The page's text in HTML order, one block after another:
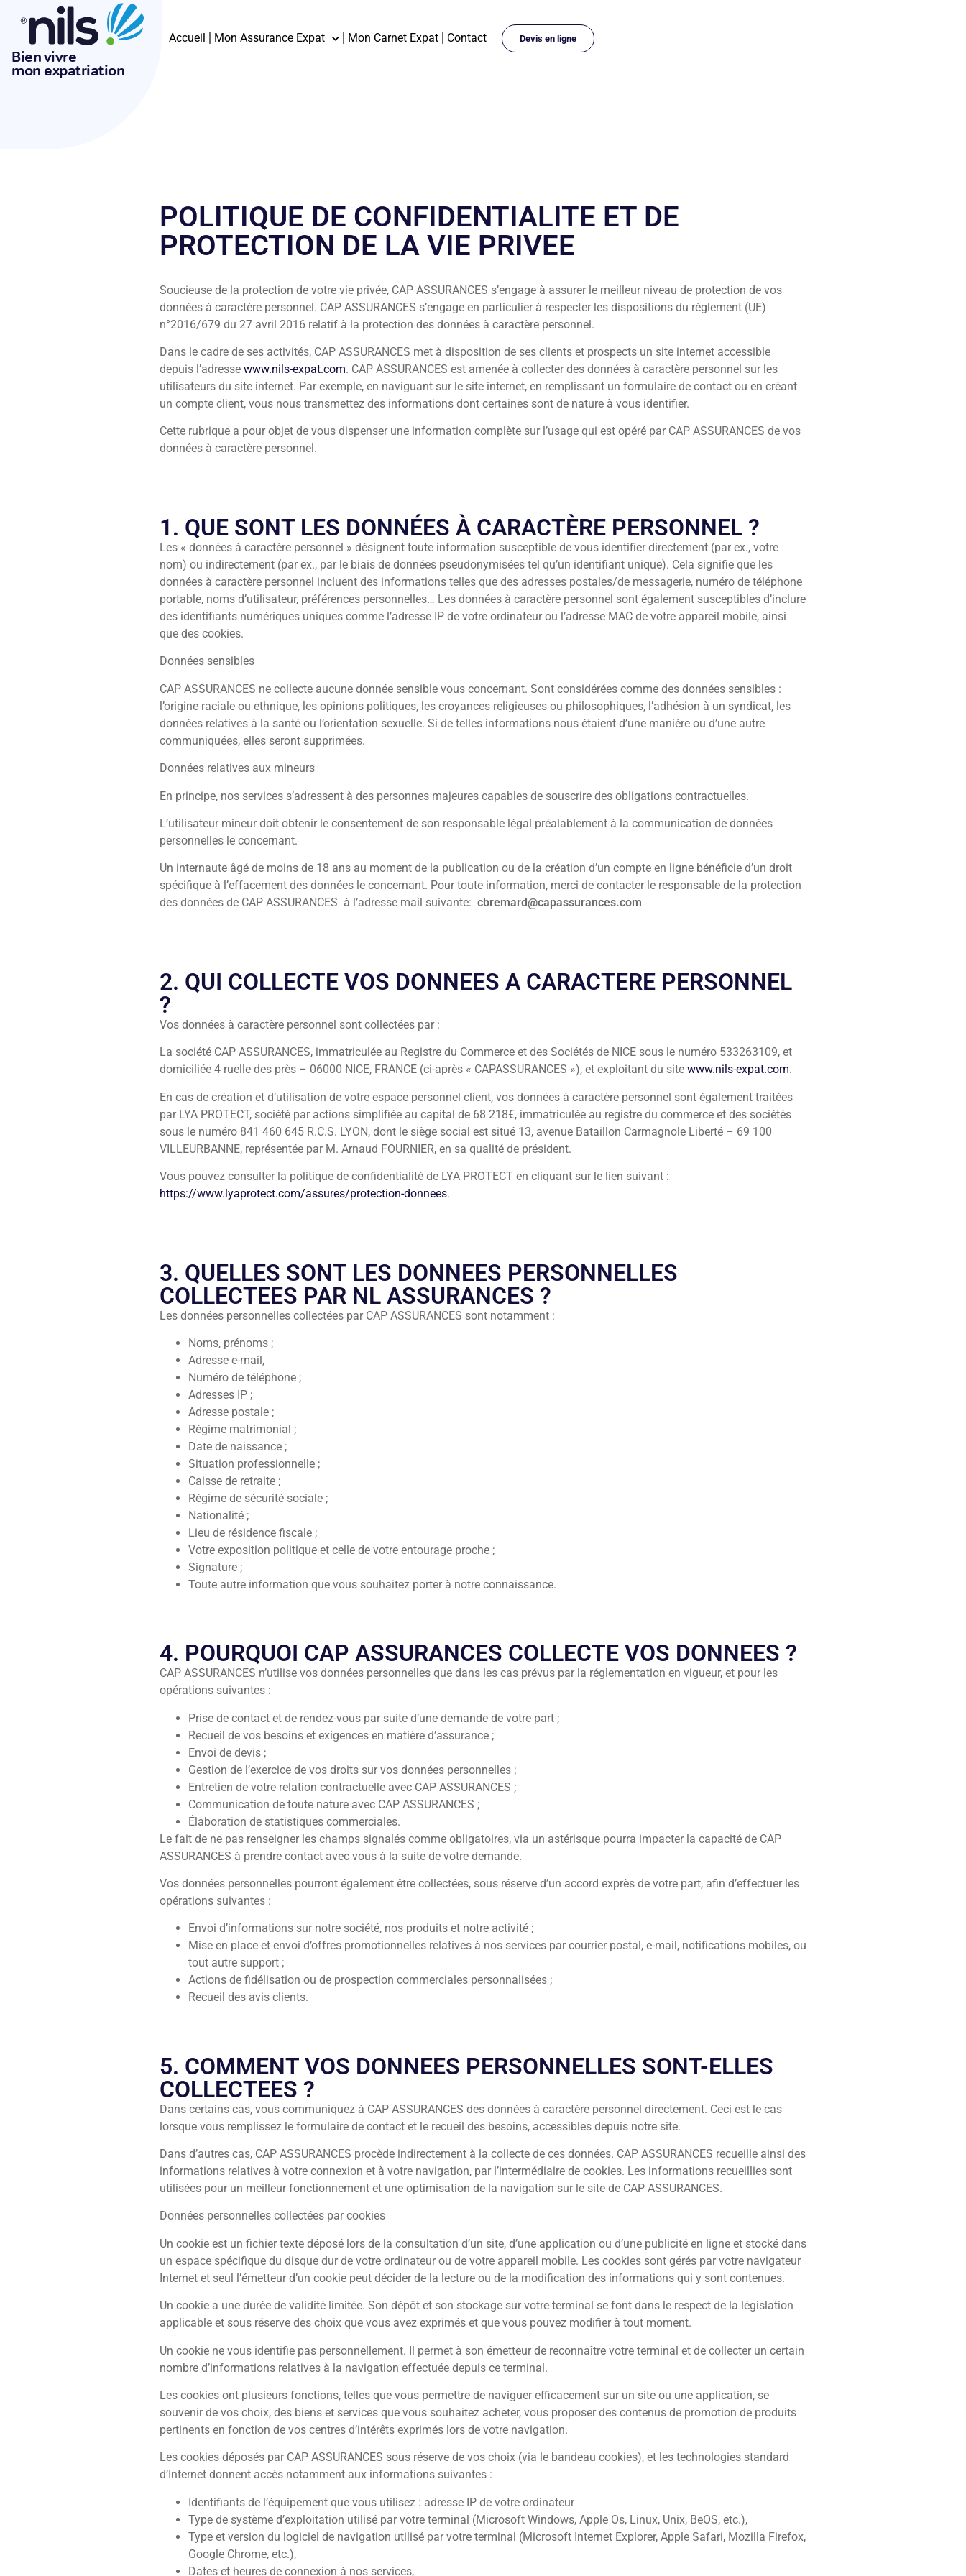
Bien vivre
mon expatriation
Accueil Mon Assurance Expat Mon Carnet Expat Contact Devis en ligne
POLITIQUE DE CONFIDENTIALITE ET DE
PROTECTION DE LA VIE PRIVEE
Soucieuse de la protection de votre vie privée, CAP ASSURANCES s’engage à assurer le meilleur niveau de protection de vos
données à caractère personnel. CAP ASSURANCES s’engage en particulier à respecter les dispositions du règlement (UE)
n°2016/679 du 27 avril 2016 relatif à la protection des données à caractère personnel.
Dans le cadre de ses activités, CAP ASSURANCES met à disposition de ses clients et prospects un site internet accessible
depuis l’adresse www.nils-expat.com. CAP ASSURANCES est amenée à collecter des données à caractère personnel sur les
utilisateurs du site internet. Par exemple, en naviguant sur le site internet, en remplissant un formulaire de contact ou en créant
un compte client, vous nous transmettez des informations dont certaines sont de nature à vous identifier.
Cette rubrique a pour objet de vous dispenser une information complète sur l’usage qui est opéré par CAP ASSURANCES de vos
données à caractère personnel.
1. QUE SONT LES DONNÉES À CARACTÈRE PERSONNEL ?
Les « données à caractère personnel » désignent toute information susceptible de vous identifier directement (par ex., votre
nom) ou indirectement (par ex., par le biais de données pseudonymisées tel qu’un identifiant unique). Cela signifie que les
données à caractère personnel incluent des informations telles que des adresses postales/de messagerie, numéro de téléphone
portable, noms d’utilisateur, préférences personnelles… Les données à caractère personnel sont également susceptibles d’inclure
des identifiants numériques uniques comme l’adresse IP de votre ordinateur ou l’adresse MAC de votre appareil mobile, ainsi
que des cookies.
Données sensibles
CAP ASSURANCES ne collecte aucune donnée sensible vous concernant. Sont considérées comme des données sensibles :
l’origine raciale ou ethnique, les opinions politiques, les croyances religieuses ou philosophiques, l’adhésion à un syndicat, les
données relatives à la santé ou l’orientation sexuelle. Si de telles informations nous étaient d’une manière ou d’une autre
communiquées, elles seront supprimées.
Données relatives aux mineurs
En principe, nos services s’adressent à des personnes majeures capables de souscrire des obligations contractuelles.
L’utilisateur mineur doit obtenir le consentement de son responsable légal préalablement à la communication de données
personnelles le concernant.
Un internaute âgé de moins de 18 ans au moment de la publication ou de la création d’un compte en ligne bénéficie d’un droit
spécifique à l’effacement des données le concernant. Pour toute information, merci de contacter le responsable de la protection
des données de CAP ASSURANCES à l’adresse mail suivante: cbremard@capassurances.com
2. QUI COLLECTE VOS DONNEES A CARACTERE PERSONNEL
?
Vos données à caractère personnel sont collectées par :
La société CAP ASSURANCES, immatriculée au Registre du Commerce et des Sociétés de NICE sous le numéro 533263109, et
domiciliée 4 ruelle des près – 06000 NICE, FRANCE (ci-après « CAPASSURANCES »), et exploitant du site www.nils-expat.com.
En cas de création et d’utilisation de votre espace personnel client, vos données à caractère personnel sont également traitées
par LYA PROTECT, société par actions simplifiée au capital de 68 218€, immatriculée au registre du commerce et des sociétés
sous le numéro 841 460 645 R.C.S. LYON, dont le siège social est situé 13, avenue Bataillon Carmagnole Liberté – 69 100
VILLEURBANNE, représentée par M. Arnaud FOURNIER, en sa qualité de président.
Vous pouvez consulter la politique de confidentialité de LYA PROTECT en cliquant sur le lien suivant :
https://www.lyaprotect.com/assures/protection-donnees.
3. QUELLES SONT LES DONNEES PERSONNELLES
COLLECTEES PAR NL ASSURANCES ?
Les données personnelles collectées par CAP ASSURANCES sont notamment :
Noms, prénoms ;
Adresse e-mail,
Numéro de téléphone ;
Adresses IP ;
Adresse postale ;
Régime matrimonial ;
Date de naissance ;
Situation professionnelle ;
Caisse de retraite ;
Régime de sécurité sociale ;
Nationalité ;
Lieu de résidence fiscale ;
Votre exposition politique et celle de votre entourage proche ;
Signature ;
Toute autre information que vous souhaitez porter à notre connaissance.
4. POURQUOI CAP ASSURANCES COLLECTE VOS DONNEES ?
CAP ASSURANCES n’utilise vos données personnelles que dans les cas prévus par la réglementation en vigueur, et pour les
opérations suivantes :
Prise de contact et de rendez-vous par suite d’une demande de votre part ;
Recueil de vos besoins et exigences en matière d’assurance ;
Envoi de devis ;
Gestion de l’exercice de vos droits sur vos données personnelles ;
Entretien de votre relation contractuelle avec CAP ASSURANCES ;
Communication de toute nature avec CAP ASSURANCES ;
Élaboration de statistiques commerciales.
Le fait de ne pas renseigner les champs signalés comme obligatoires, via un astérisque pourra impacter la capacité de CAP
ASSURANCES à prendre contact avec vous à la suite de votre demande.
Vos données personnelles pourront également être collectées, sous réserve d’un accord exprès de votre part, afin d’effectuer les
opérations suivantes :
Envoi d’informations sur notre société, nos produits et notre activité ;
Mise en place et envoi d’offres promotionnelles relatives à nos services par courrier postal, e-mail, notifications mobiles, ou
tout autre support ;
Actions de fidélisation ou de prospection commerciales personnalisées ;
Recueil des avis clients.
5. COMMENT VOS DONNEES PERSONNELLES SONT-ELLES
COLLECTEES ?
Dans certains cas, vous communiquez à CAP ASSURANCES des données à caractère personnel directement. Ceci est le cas
lorsque vous remplissez le formulaire de contact et le recueil des besoins, accessibles depuis notre site.
Dans d’autres cas, CAP ASSURANCES procède indirectement à la collecte de ces données. CAP ASSURANCES recueille ainsi des
informations relatives à votre connexion et à votre navigation, par l’intermédiaire de cookies. Les informations recueillies sont
utilisées pour un meilleur fonctionnement et une optimisation de la navigation sur le site de CAP ASSURANCES.
Données personnelles collectées par cookies
Un cookie est un fichier texte déposé lors de la consultation d’un site, d’une application ou d’une publicité en ligne et stocké dans
un espace spécifique du disque dur de votre ordinateur ou de votre appareil mobile. Les cookies sont gérés par votre navigateur
Internet et seul l’émetteur d’un cookie peut décider de la lecture ou de la modification des informations qui y sont contenues.
Un cookie a une durée de validité limitée. Son dépôt et son stockage sur votre terminal se font dans le respect de la législation
applicable et sous réserve des choix que vous avez exprimés et que vous pouvez modifier à tout moment.
Un cookie ne vous identifie pas personnellement. Il permet à son émetteur de reconnaître votre terminal et de collecter un certain
nombre d’informations relatives à la navigation effectuée depuis ce terminal.
Les cookies ont plusieurs fonctions, telles que vous permettre de naviguer efficacement sur un site ou une application, se
souvenir de vos choix, des biens et services que vous souhaitez acheter, vous proposer des contenus de promotion de produits
pertinents en fonction de vos centres d’intérêts exprimés lors de votre navigation.
Les cookies déposés par CAP ASSURANCES sous réserve de vos choix (via le bandeau cookies), et les technologies standard
d’Internet donnent accès notamment aux informations suivantes :
Identifiants de l’équipement que vous utilisez : adresse IP de votre ordinateur
Type de système d’exploitation utilisé par votre terminal (Microsoft Windows, Apple Os, Linux, Unix, BeOS, etc.),
Type et version du logiciel de navigation utilisé par votre terminal (Microsoft Internet Explorer, Apple Safari, Mozilla Firefox,
Google Chrome, etc.),
Dates et heures de connexion à nos services,